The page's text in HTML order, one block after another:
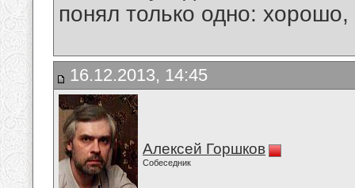
понял только одно:
16.12.2013, 14:45
Алексей Горшков
Собеседник